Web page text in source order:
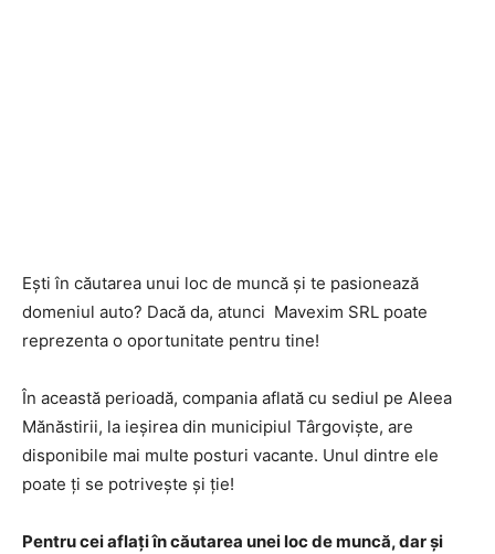
Ești în căutarea unui loc de muncă și te pasionează
domeniul auto? Dacă da, atunci Mavexim SRL poate
reprezenta o oportunitate pentru tine!
În această perioadă, compania aflată cu sediul pe Aleea
Mănăstirii, la ieșirea din municipiul Târgoviște, are
disponibile mai multe posturi vacante. Unul dintre ele
poate ți se potrivește și ție!
Pentru cei aflați în căutarea unei loc de muncă, dar și